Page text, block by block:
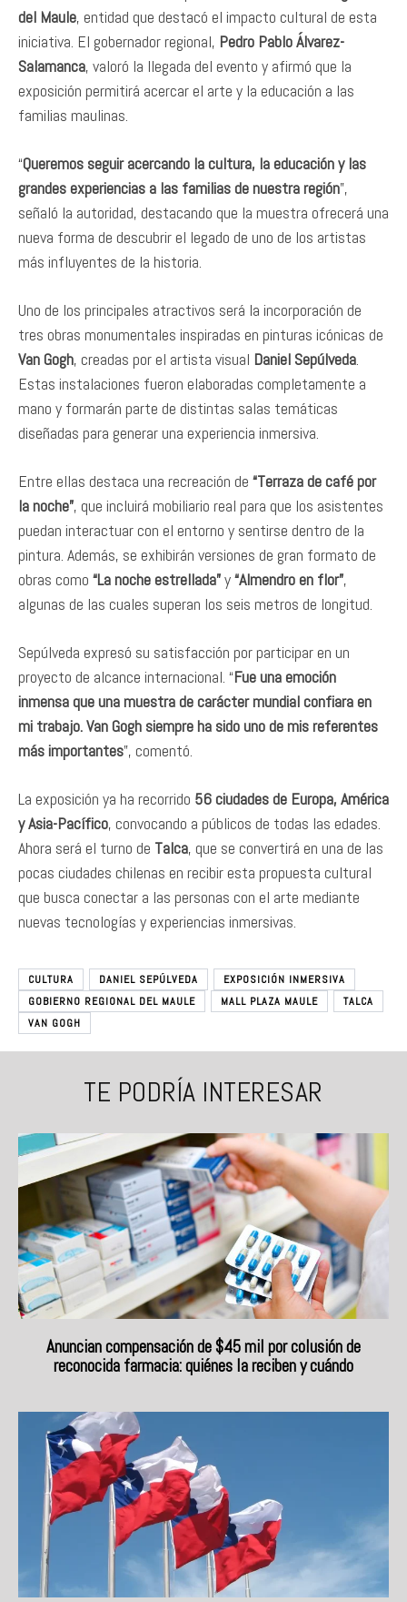
del Maule, entidad que destacó el impacto cultural de esta
iniciativa. El gobernador regional, Pedro Pablo Álvarez-
Salamanca, valoró la llegada del evento y afirmó que la
exposición permitirá acercar el arte y la educación a las
familias maulinas.
“Queremos seguir acercando la cultura, la educación y las
grandes experiencias a las familias de nuestra región”,
señaló la autoridad, destacando que la muestra ofrecerá una
nueva forma de descubrir el legado de uno de los artistas
más influyentes de la historia.
Uno de los principales atractivos será la incorporación de
tres obras monumentales inspiradas en pinturas icónicas de
Van Gogh, creadas por el artista visual Daniel Sepúlveda
Estas instalaciones fueron elaboradas completamente a
mano y formarán parte de distintas salas temáticas
diseñadas para generar una experiencia inmersiva.
Entre ellas destaca una recreación de “Terraza de café por
la noche”, que incluirá mobiliario real para que los asistentes
puedan interactuar con el entorno y sentirse dentro de la
pintura. Además, se exhibirán versiones de gran formato de
obras como “La noche estrellada”y“Almendro en flor”,
algunas de las cuales superan los seis metros de longitud.
Sepúlveda expresó su satisfacción por participar en un
proyecto de alcance internacional. “Fue una emoción
inmensa que una muestra de carácter mundial confiara en
mi trabajo. Van Gogh siempre ha sido uno de mis referentes
más importantes”, comentó.
La exposición ya ha recorrido 56 ciudades de Europa, América
y Asia-Pacífico, convocando a públicos de todas las edades.
Ahora será el turno de Talca, que se convertirá en una de las
pocas ciudades chilenas en recibir esta propuesta cultural
que busca conectar a las personas con el arte mediante
nuevas tecnologías y experiencias inmersivas.
CULTURA DANIEL SEPÚLVEDA
EXPOSICIÓN INMERSIVA
GOBIERNO REGIONAL DEL MAULE
MALL PLAZA MAULE
TALCA
VAN GOGH
TE PODRÍA INTERESAR
Anuncian compensación de $45 mil por colusión de
reconocida farmacia: quiénes la reciben y cuándo